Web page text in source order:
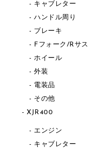
キャブレター
ハンドル周り
ブレーキ
Fフォーク/Rサス
ホイール
外装
電装品
その他
XJR400
エンジン
キャブレター